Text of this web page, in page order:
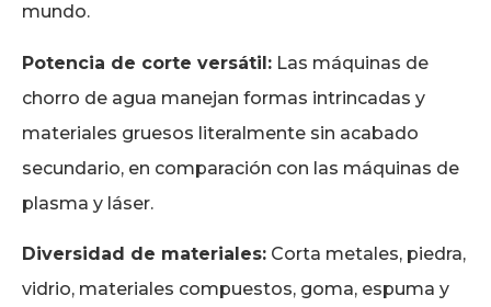
mundo.
Potencia de corte versátil: Las máquinas de
chorro de agua manejan formas intrincadas y
materiales gruesos literalmente sin acabado
secundario, en comparación con las máquinas de
plasma y láser.
Diversidad de materiales: Corta metales, piedra,
vidrio, materiales compuestos, goma, espuma y